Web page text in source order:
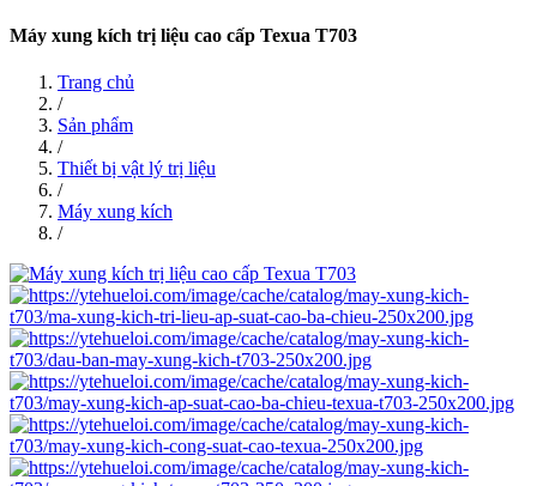
Máy xung kích trị liệu cao cấp Texua T703
Trang chủ
/
Sản phẩm
/
Thiết bị vật lý trị liệu
/
Máy xung kích
/